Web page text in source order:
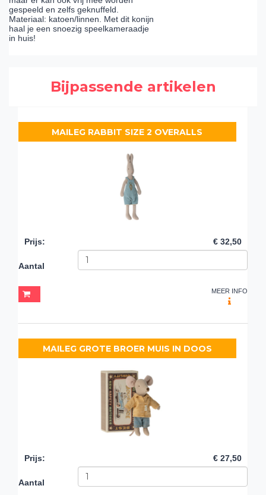
gespeeld en zelfs geknuffeld.
Materiaal: katoen/linnen. Met dit konijn
haal je een snoezig speelkameraadje
in huis!
Bijpassende artikelen
MAILEG RABBIT SIZE 2 OVERALLS
Prijs: € 32,50
Aantal
MEER INFO
MAILEG GROTE BROER MUIS IN DOOS
Prijs: € 27,50
Aantal